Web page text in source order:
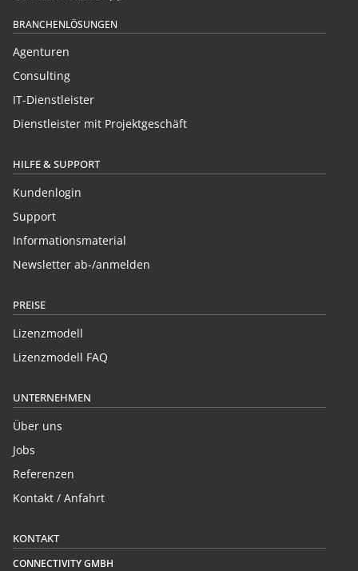
BRANCHENLÖSUNGEN
Agenturen
Consulting
IT-Dienstleister
Dienstleister mit Projektgeschäft
HILFE & SUPPORT
Kundenlogin
Support
Informationsmaterial
Newsletter ab-/anmelden
PREISE
Lizenzmodell
Lizenzmodell FAQ
UNTERNEHMEN
Über uns
Jobs
Referenzen
Kontakt / Anfahrt
KONTAKT
CONNECTIVITY GMBH